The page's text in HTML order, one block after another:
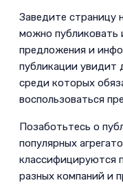
­Заведите страницу
можно публиковать
предложения и
публикации увидит
среди которых
воспользоваться
­Позаботьтесь о
популярных
классифицируются
разных компаний и